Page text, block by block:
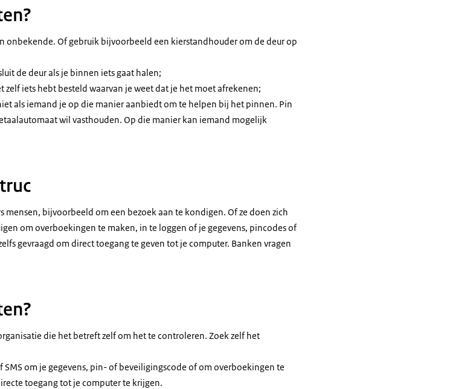
onbekende. Of gebruik bijvoorbeeld een kierstandhouder om de deur op
de deur als je binnen iets gaat halen;
zelf iets hebt besteld waarvan je weet dat je het moet afrekenen;
als iemand je op die manier aanbiedt om te helpen bij het pinnen. Pin
wil vasthouden. Op die manier kan iemand mogelijk
bijvoorbeeld om een bezoek aan te kondigen. Of ze doen zich
om overboekingen te maken, in te loggen of je gegevens, pincodes of
gevraagd om direct toegang te geven tot je computer. Banken vragen
die het betreft zelf om het te controleren. Zoek zelf het
om je gegevens, pin- of beveiligingscode of om overboekingen te
toegang tot je computer te krijgen.